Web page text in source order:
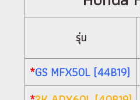
รุ่น
*GS MFX50L (44B19)